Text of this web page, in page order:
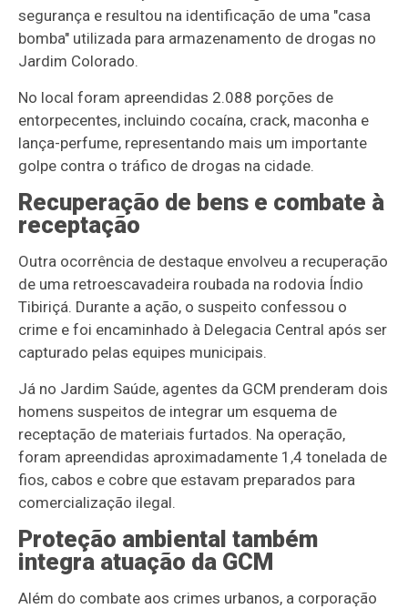
segurança e resultou na identificação de uma "casa
bomba" utilizada para armazenamento de drogas no
Jardim Colorado.
No local foram apreendidas 2.088 porções de
entorpecentes, incluindo cocaína, crack, maconha e
lança-perfume, representando mais um importante
golpe contra o tráfico de drogas na cidade.
Recuperação de bens e combate à
receptação
Outra ocorrência de destaque envolveu a recuperação
de uma retroescavadeira roubada na rodovia Índio
Tibiriçá. Durante a ação, o suspeito confessou o
crime e foi encaminhado à Delegacia Central após ser
capturado pelas equipes municipais.
Já no Jardim Saúde, agentes da GCM prenderam dois
homens suspeitos de integrar um esquema de
receptação de materiais furtados. Na operação,
foram apreendidas aproximadamente 1,4 tonelada de
fios, cabos e cobre que estavam preparados para
comercialização ilegal.
Proteção ambiental também
integra atuação da GCM
Além do combate aos crimes urbanos, a corporação